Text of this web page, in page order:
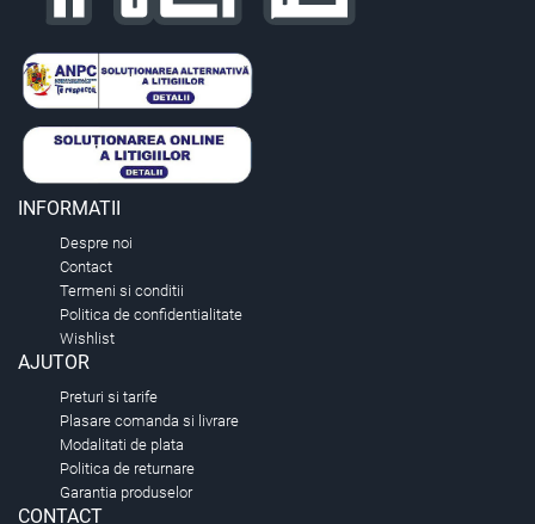
INFORMATII
Despre noi
Contact
Termeni si conditii
Politica de confidentialitate
Wishlist
AJUTOR
Preturi si tarife
Plasare comanda si livrare
Modalitati de plata
Politica de returnare
Garantia produselor
CONTACT